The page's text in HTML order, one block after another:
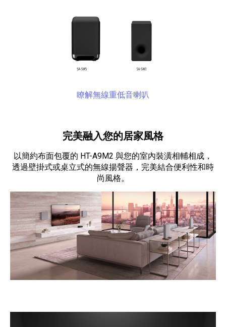
瞭解無線重低音喇叭
完美融入您的居家風格
以簡約布面包覆的 HT-A9M2 與您的室內裝潢相輔相成，
透過壁掛式或桌立式的無線揚聲器，完美結合便利性和時
尚風格。